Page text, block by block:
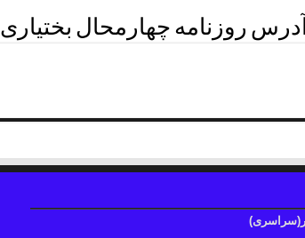
آدرس روزنامه چهارمحال بختیاری